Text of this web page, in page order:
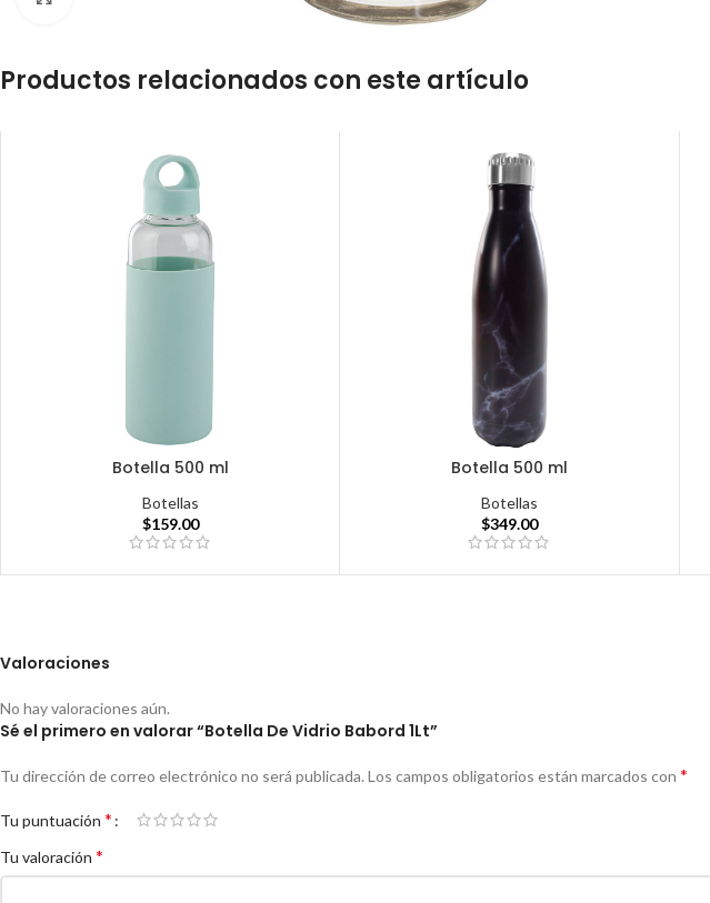
Productos relacionados con este artículo
Botella 500 ml
Botellas
$159.00
Botella 500 ml
Botellas
$349.00
Valoraciones
No hay valoraciones aún.
Sé el primero en valorar “Botella De Vidrio Babord 1Lt”
Tu dirección de correo electrónico no será publicada.Los campos obligatorios están marcados con *
Tu puntuación *
Tu valoración *